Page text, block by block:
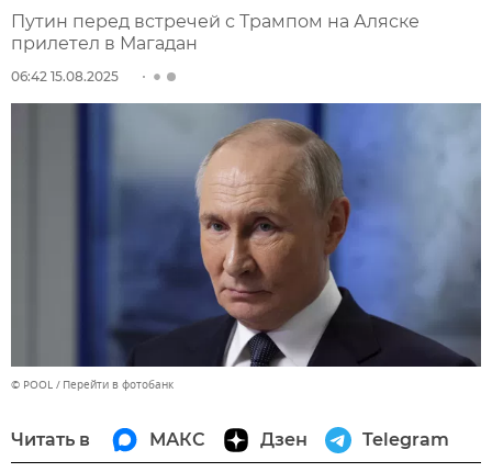
Путин перед встречей с Трампом на Аляске
прилетел в Магадан
06:42 15.08.2025
© POOL Перейти в фотобанк
Читать в МАКС Дзен Telegram